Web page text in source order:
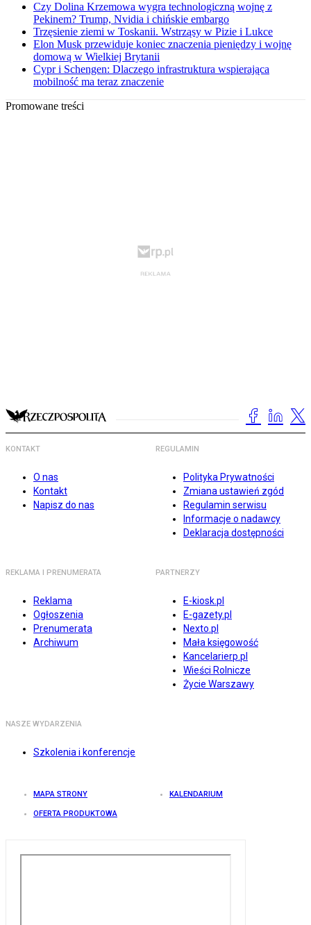
Czy Dolina Krzemowa wygra technologiczną wojnę z
Pekinem? Trump, Nvidia i chińskie embargo
Trzęsienie ziemi w Toskanii. Wstrząsy w Pizie i Lukce
Elon Musk przewiduje koniec znaczenia pieniędzy i wojnę
domową w Wielkiej Brytanii
Cypr i Schengen: Dlaczego infrastruktura wspierająca
mobilność ma teraz znaczenie
Promowane treści
KONTAKT
O nas
Kontakt
Napisz do nas
REGULAMIN
Polityka Prywatności
Zmiana ustawień zgód
Regulamin serwisu
Informacje o nadawcy
Deklaracja dostępności
REKLAMA I PRENUMERATA
Reklama
Ogłoszenia
Prenumerata
Archiwum
PARTNERZY
E-kiosk.pl
E-gazety.pl
Nexto.pl
Mała księgowość
Kancelarierp.pl
Wieści Rolnicze
Życie Warszawy
NASZE WYDARZENIA
Szkolenia i konferencje
MAPA STRONY KALENDARIUM
OFERTA PRODUKTOWA